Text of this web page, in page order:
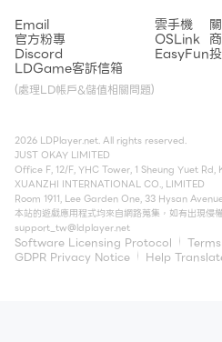
Email
官方粉專
Discord
LDGame客訴信箱
(處理LD帳戶&儲值相關問題)
雲手機
OSLink
EasyFun
2026 LDPlayer.net. All rights reserved.
JUST OKAY LIMITED
Office F, 12/F, YHC Tower, 1 Sheung Yuet
XUANZHI INTERNATIONAL CO., LIMITED
Room 1911, Lee Garden One, 33 Hysan
本站的遊戲應用程式均來自網路蒐集，如有出現侵
support_tw@ldplayer.net
Software Licensing Protocol
GDPR Privacy Notice
Help